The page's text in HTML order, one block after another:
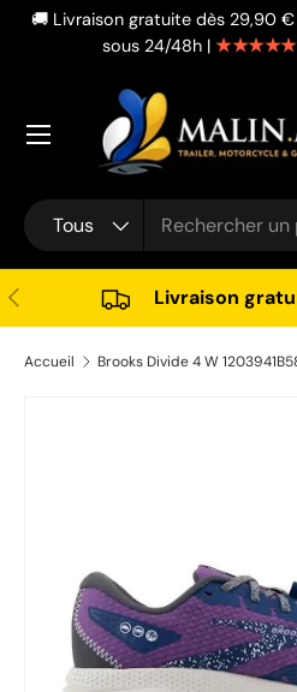
Aller au contenu
🚚 Livraison gratuite dès 29,90
sous 24/48h | ★★★★★
Recherche
Type de produit
Tous
Précédent Livraison
Accueil Brooks Divide 4 W